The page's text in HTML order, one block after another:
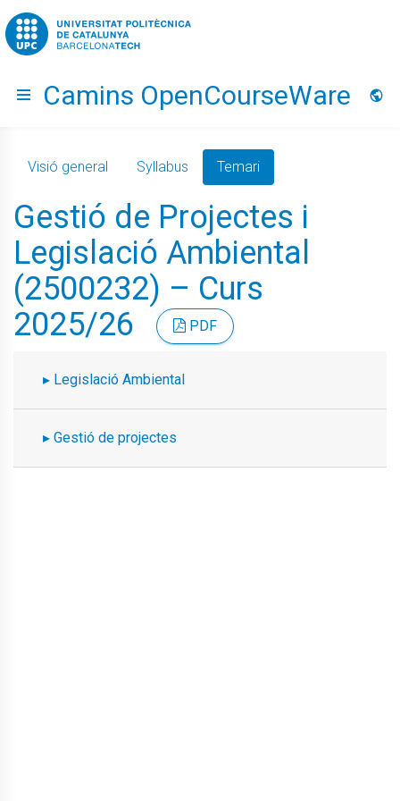
Go to upc.edu
Hide menu
Camins OpenCourseWare
Visió general Syllabus Temari
Gestió de Projectes i
Legislació Ambiental
(2500232) – Curs
2025/26
PDF
Legislació Ambiental
Gestió de projectes